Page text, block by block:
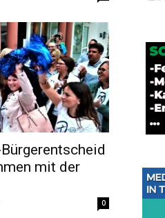
mit der
0